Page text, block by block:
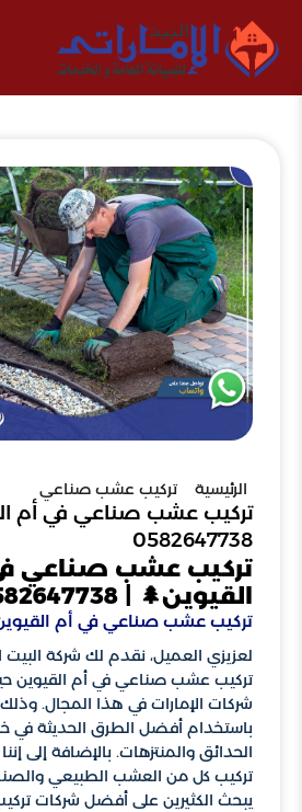
الرئيسية تركيب عشب صناعي
تركيب عشب صناعي في أم
0582647738
تركيب عشب صناعي
القيوين🌲 | 0582647738
تركيب عشب صناعي في أم
لعزيزي العميل، نقدم لك شركة البيت
تركيب عشب صناعي في أم القيوين
شركات الإمارات في هذا المجال. وذلك
باستخدام أفضل الطرق الحديثة
الحدائق والمنتزهات. بالإضافة إلى
تركيب كل من العشب الطبيعي
يبحث الكثيرين على أفضل شركات